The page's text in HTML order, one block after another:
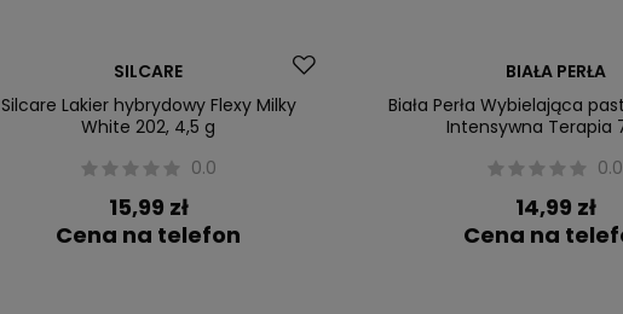
SILCARE
Silcare Lakier hybrydowy Flexy Milky
White 202, 4,5 g
0.0
15,99 zł
Cena na telefon
BIAŁA PERŁA
Biała Perła Wybielająca
Intensywna Terapia
0.0
14,99 zł
Cena na